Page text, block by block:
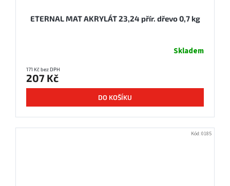
ETERNAL MAT AKRYLÁT 23,24 přír. dřevo 0,7 kg
Skladem
171 Kč bez DPH
207 Kč
DO KOŠÍKU
Kód:0185